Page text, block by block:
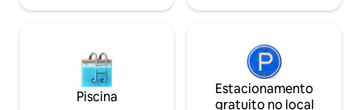
Piscina
Estacionamento
gratuito no local